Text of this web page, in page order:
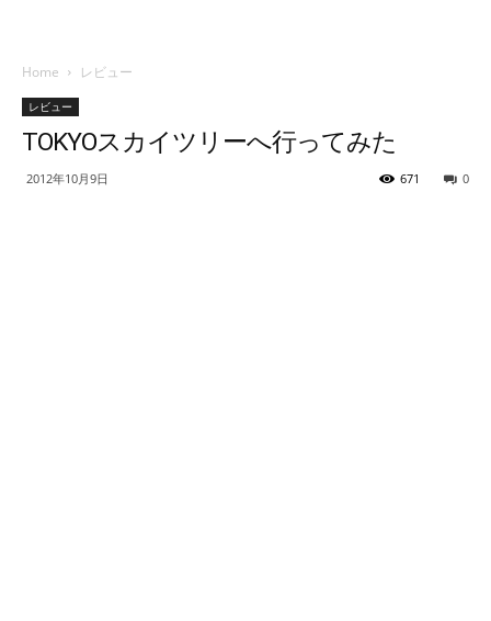
Home レビュー
レビュー
TOKYOスカイツリーへ行ってみた
2012年10月9日 0
671